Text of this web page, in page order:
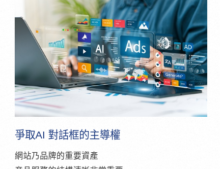
爭取AI 對話框的主導權
網站乃品牌的重要資產